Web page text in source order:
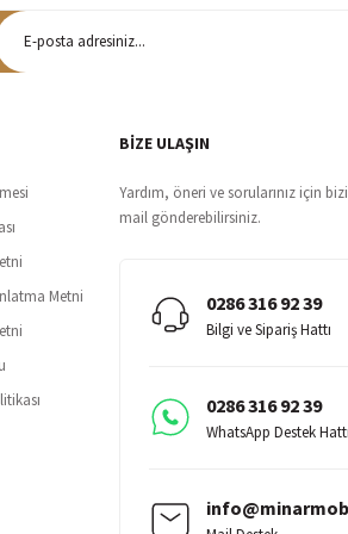
teslimat
Metni
BİZE ULAŞIN
Yardım, öneri ve sorularınız için
mail gönderebilirsiniz.
0286 316 92 39
Bilgi ve Sipariş Hattı
0286 316 92 39
WhatsApp Destek Hattı